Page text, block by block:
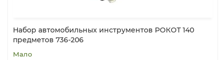
Набор автомобильных инструментов РОКОТ 140
предметов 736-206
Мало